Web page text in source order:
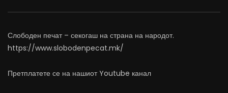
Слободен печат – секогаш на страна на народот.
https://www.slobodenpecat.mk/
Претплатете се на нашиот Youtube канал